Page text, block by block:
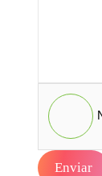
Enviar